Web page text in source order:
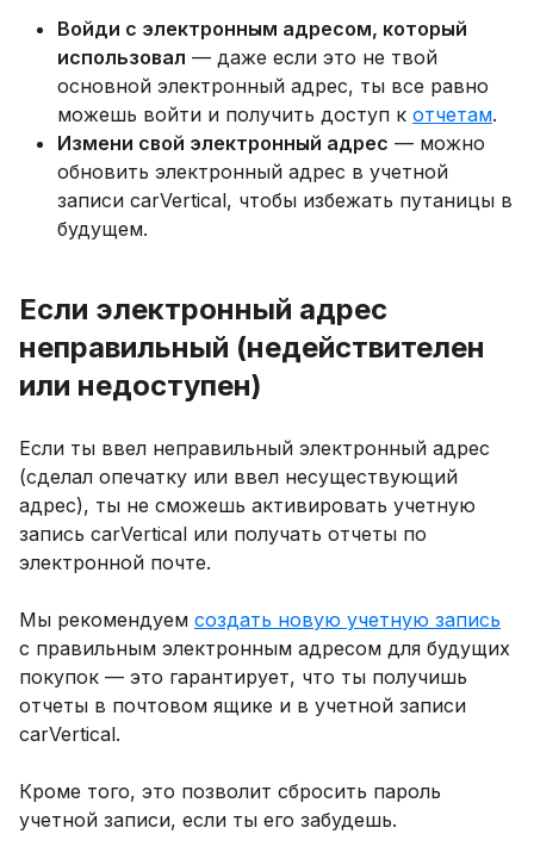
Войди с электронным адресом, который
использовал — даже если это не твой
основной электронный адрес, ты все равно
можешь войти и получить доступ к отчетам.
Измени свой электронный адрес — можно
обновить электронный адрес в учетной
записи carVertical, чтобы избежать путаницы в
будущем.
Если электронный адрес
неправильный (недействителен
или недоступен)
Если ты ввел неправильный электронный адрес
(сделал опечатку или ввел несуществующий
адрес), ты не сможешь активировать учетную
запись carVertical или получать отчеты по
электронной почте.
Мы рекомендуем создать новую учетную запись
с правильным электронным адресом для будущих
покупок — это гарантирует, что ты получишь
отчеты в почтовом ящике и в учетной записи
carVertical.
Кроме того, это позволит сбросить пароль
учетной записи, если ты его забудешь.